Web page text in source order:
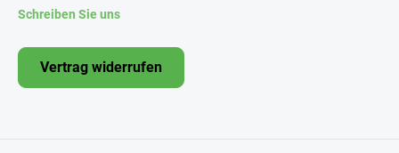
Schreiben Sie uns
Vertrag widerrufen